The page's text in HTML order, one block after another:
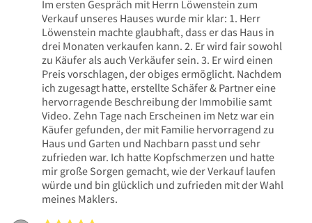
Im ersten Gespräch mit Herrn Löwenstein zum
Verkauf unseres Hauses wurde mir klar: 1. Herr
Löwenstein machte glaubhaft, dass er das Haus in
drei Monaten verkaufen kann. 2. Er wird fair sowohl
zu Käufer als auch Verkäufer sein. 3. Er wird einen
Preis vorschlagen, der obiges ermöglicht. Nachdem
ich zugesagt hatte, erstellte Schäfer & Partner eine
hervorragende Beschreibung der Immobilie samt
Video. Zehn Tage nach Erscheinen im Netz war ein
Käufer gefunden, der mit Familie hervorragend zu
Haus und Garten und Nachbarn passt und sehr
zufrieden war. Ich hatte Kopfschmerzen und hatte
mir große Sorgen gemacht, wie der Verkauf laufen
würde und bin glücklich und zufrieden mit der Wahl
meines Maklers.